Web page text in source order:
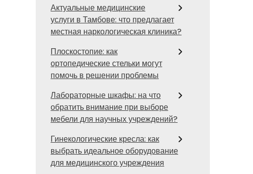
Актуальные медицинские
услуги в Тамбове: что предлагает
местная наркологическая клиника?
Плоскостопие: как
ортопедические стельки могут
помочь в решении проблемы
Лабораторные шкафы: на что
обратить внимание при выборе
мебели для научных учреждений?
Гинекологические кресла: как
выбрать идеальное оборудование
для медицинского учреждения